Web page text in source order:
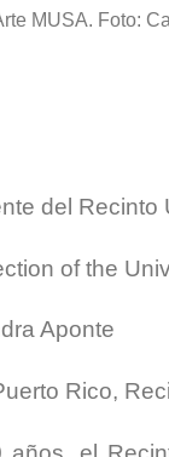
MUSA. Foto:
del
of the
Aponte
Rico,